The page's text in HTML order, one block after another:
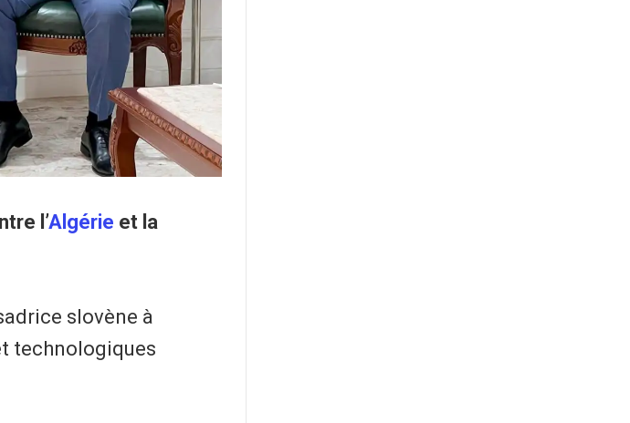
l’Algérie et la
slovène à
technologiques